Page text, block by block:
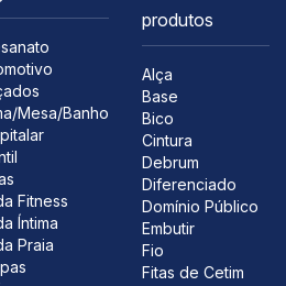
Mesa/Banho
Fitness
Íntima
Praia
produtos
Alça
Base
Bico
Cintura
Debrum
Diferenciado
Domínio Público
Embutir
Fio
Fitas de Cetim